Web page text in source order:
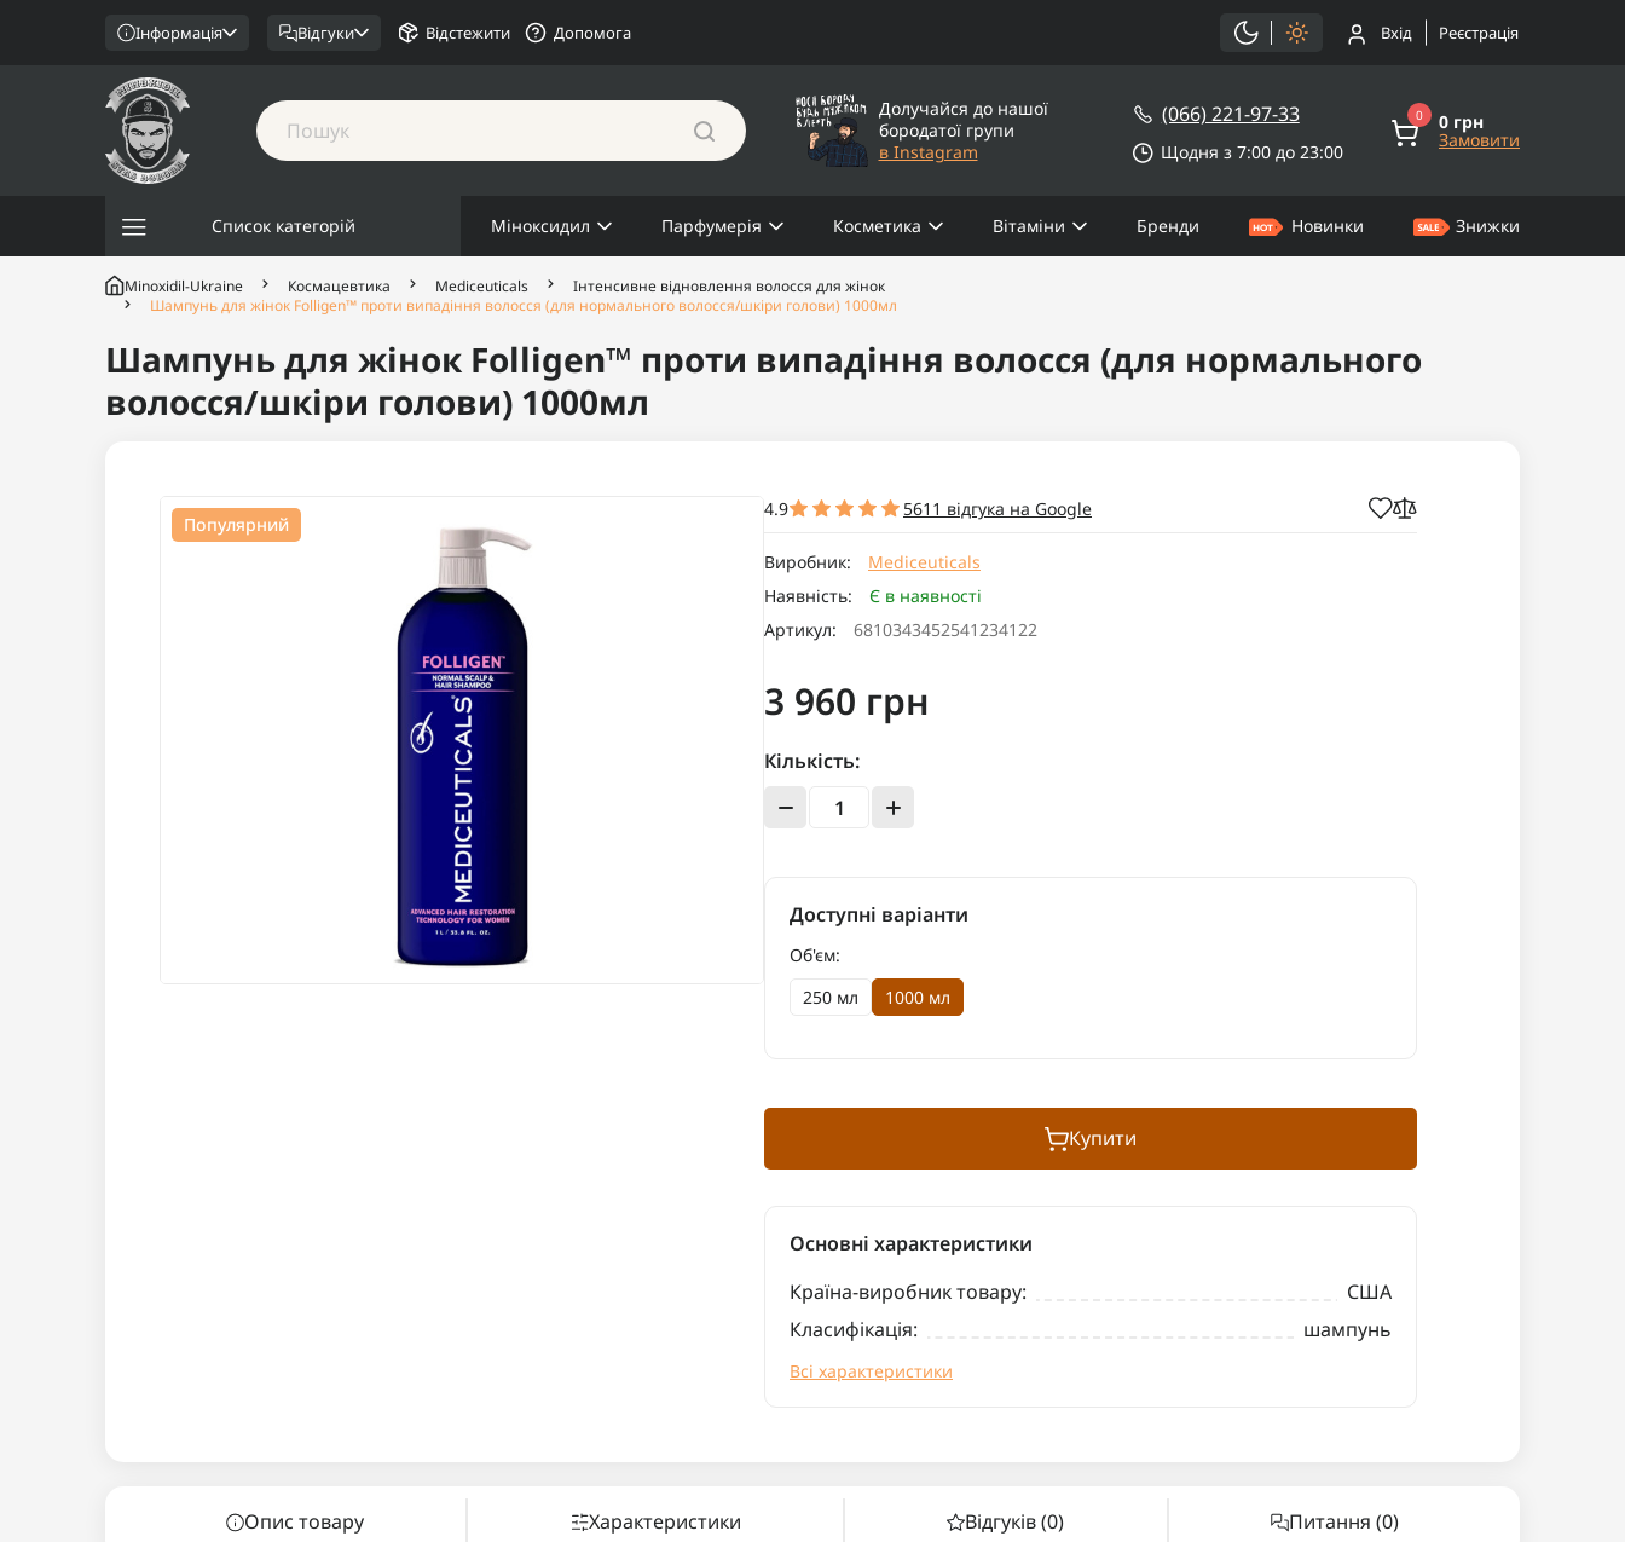
Інформація Відгуки Відстежити Допомога Вхід Реєстрація
Долучайся до нашої
бородатої групи
в Instagram
(066) 221-97-33
Щодня з 7:00 до 23:00
0 0 грн
Замовити
Список категорій Міноксидил Парфумерія Косметика Вітаміни Бренди Новинки Знижки
Minoxidil-Ukraine Космацевтика Mediceuticals
Інтенсивне відновлення волосся для жінок
Шампунь для жінок Folligen™ проти випадіння волосся (для нормального волосся/шкіри голови) 1000мл
Шампунь для жінок Folligen™ проти випадіння волосся (для нормального
волосся/шкіри голови) 1000мл
Популярний
4.9 5611 відгука на Google
Виробник:
Mediceuticals
Наявність:
Є в наявності
Артикул:
6810343452541234122
3 960 грн
Кількість:
Доступні варіанти
Об'єм:
250 мл
1000 мл
Купити
Основні характеристики
Країна-виробник товару:
США
Класифікація:
шампунь
Всі характеристики
Опис товару Характеристики Відгуків (0) Питання (0)